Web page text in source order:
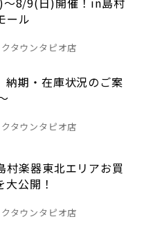
ール
タウンタピオ店
納期・在庫状況のご案
タウンタピオ店
村楽器東北エリアお買
公開！
タウンタピオ店